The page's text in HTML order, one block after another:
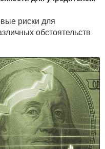
риски для
обстоятельств